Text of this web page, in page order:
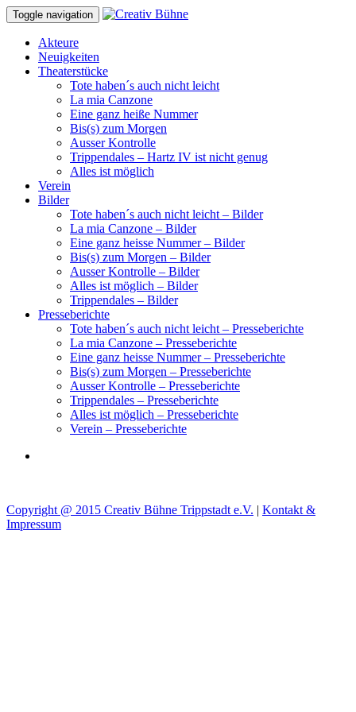
Toggle navigation
Akteure
Neuigkeiten
Theaterstücke
Tote haben´s auch nicht leicht
La mia Canzone
Eine ganz heiße Nummer
Bis(s) zum Morgen
Ausser Kontrolle
Trippendales – Hartz IV ist nicht genug
Alles ist möglich
Verein
Bilder
Tote haben´s auch nicht leicht – Bilder
La mia Canzone – Bilder
Eine ganz heisse Nummer – Bilder
Bis(s) zum Morgen – Bilder
Ausser Kontrolle – Bilder
Alles ist möglich – Bilder
Trippendales – Bilder
Presseberichte
Tote haben´s auch nicht leicht – Presseberichte
La mia Canzone – Presseberichte
Eine ganz heisse Nummer – Presseberichte
Bis(s) zum Morgen – Presseberichte
Ausser Kontrolle – Presseberichte
Trippendales – Presseberichte
Alles ist möglich – Presseberichte
Verein – Presseberichte
Copyright @ 2015 Creativ Bühne Trippstadt e.V. | Kontakt &
Impressum